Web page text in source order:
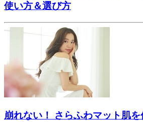
使い方＆選び方
崩れない！ さらふわマット肌